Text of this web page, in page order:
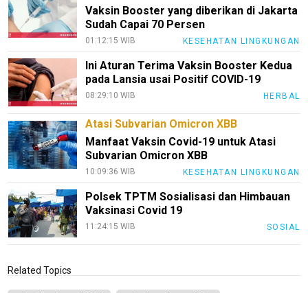
Vaksin Booster yang diberikan di Jakarta
Sudah Capai 70 Persen
01:12:15 WIB KESEHATAN LINGKUNGAN
Ini Aturan Terima Vaksin Booster Kedua
pada Lansia usai Positif COVID-19
08:29:10 WIB HERBAL
Atasi Subvarian Omicron XBB
Manfaat Vaksin Covid-19 untuk Atasi
Subvarian Omicron XBB
10:09:36 WIB KESEHATAN LINGKUNGAN
Polsek TPTM Sosialisasi dan Himbauan
Vaksinasi Covid 19
11:24:15 WIB SOSIAL
Related Topics
PotensiRohil
LabuhanBatu
Info
Rohul
Nusapos
Karir
pendidikan
Etik
Internal
KEJ
Tentang